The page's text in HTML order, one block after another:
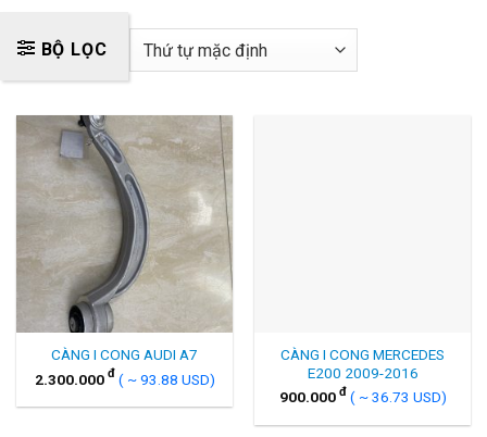
BỘ LỌC
CÀNG I CONG AUDI A7
2.300.000 đ ( ~ 93.88 USD)
CÀNG I CONG MERCEDES
E200 2009-2016
900.000 đ ( ~ 36.73 USD)